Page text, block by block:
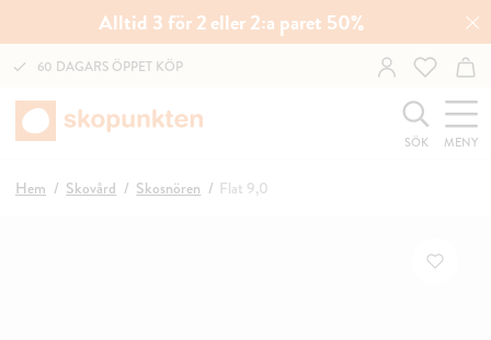
Alltid 3 för 2 eller 2:a paret 50%
60 DAGARS ÖPPET KÖP
SÖK MENY
Hem Skovård Skosnören Flat 9,0